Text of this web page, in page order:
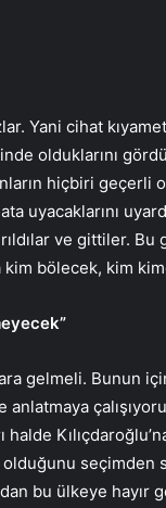
Yani cihat
olduklarını
hiçbiri geçerli
ve gittiler. Bu
bölecek, kim
gelmeli. Bunun
seçimden
bu ülkeye hayır